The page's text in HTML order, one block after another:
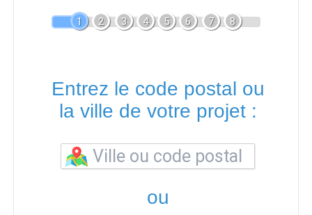
1 2 3 4 5 6 7 8
Entrez le code postal ou
la ville de votre projet :
ou